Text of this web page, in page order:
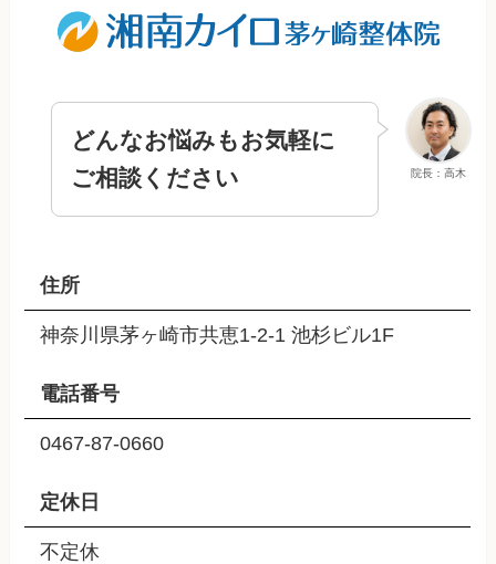
院長：高木
どんなお悩みもお気軽に
ご相談ください
住所
神奈川県茅ヶ崎市共恵1-2-1 池杉ビル1F
電話番号
0467-87-0660
定休日
不定休